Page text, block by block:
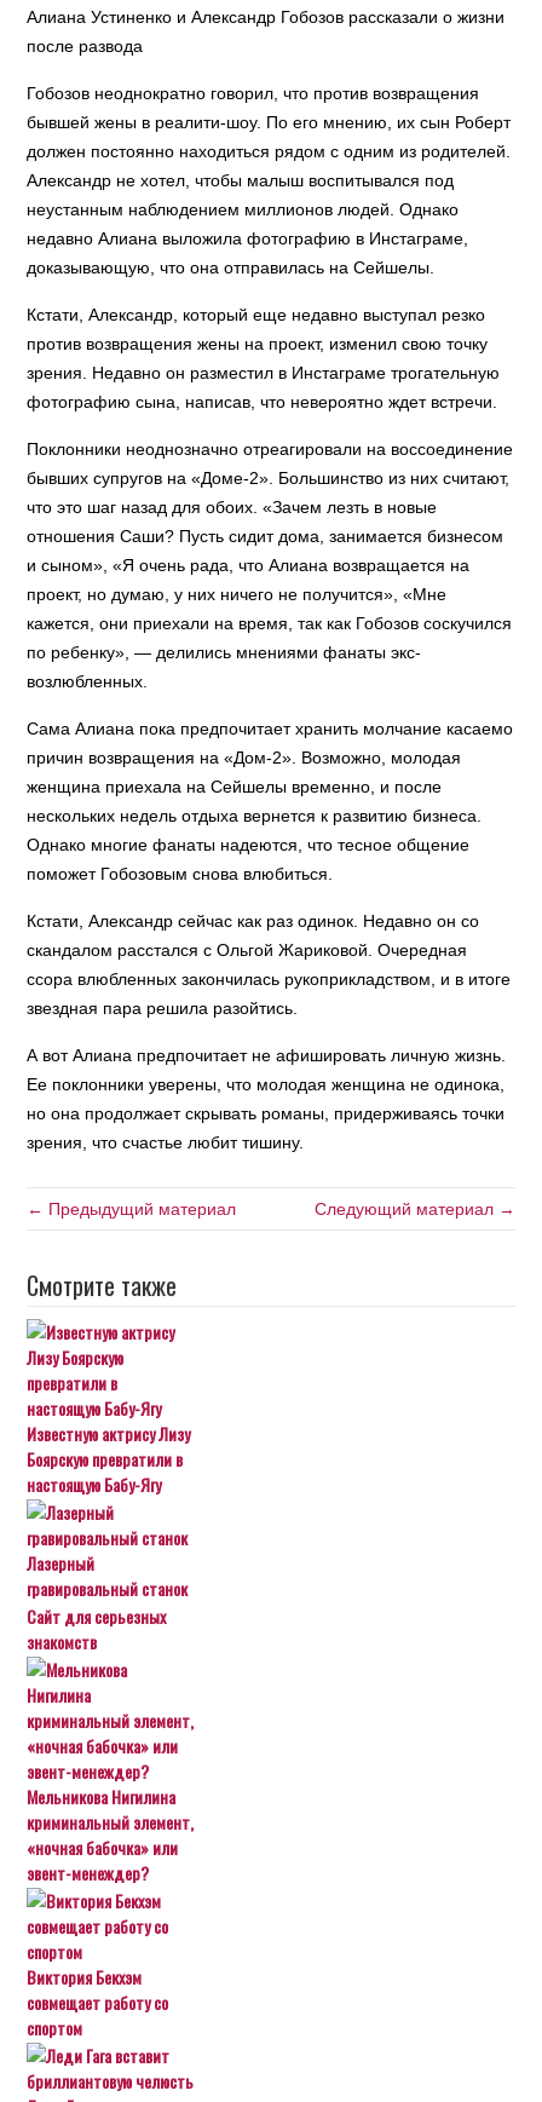
Алиана Устиненко и Александр Гобозов рассказали о жизни
после развода
Гобозов неоднократно говорил, что против возвращения
бывшей жены в реалити-шоу. По его мнению, их сын Роберт
должен постоянно находиться рядом с одним из родителей.
Александр не хотел, чтобы малыш воспитывался под
неустанным наблюдением миллионов людей. Однако
недавно Алиана выложила фотографию в Инстаграме,
доказывающую, что она отправилась на Сейшелы.
Кстати, Александр, который еще недавно выступал резко
против возвращения жены на проект, изменил свою точку
зрения. Недавно он разместил в Инстаграме трогательную
фотографию сына, написав, что невероятно ждет встречи.
Поклонники неоднозначно отреагировали на воссоединение
бывших супругов на «Доме-2». Большинство из них считают,
что это шаг назад для обоих. «Зачем лезть в новые
отношения Саши? Пусть сидит дома, занимается бизнесом
и сыном», «Я очень рада, что Алиана возвращается на
проект, но думаю, у них ничего не получится», «Мне
кажется, они приехали на время, так как Гобозов соскучился
по ребенку», — делились мнениями фанаты экс-
возлюбленных.
Сама Алиана пока предпочитает хранить молчание касаемо
причин возвращения на «Дом-2». Возможно, молодая
женщина приехала на Сейшелы временно, и после
нескольких недель отдыха вернется к развитию бизнеса.
Однако многие фанаты надеются, что тесное общение
поможет Гобозовым снова влюбиться.
Кстати, Александр сейчас как раз одинок. Недавно он со
скандалом расстался с Ольгой Жариковой. Очередная
ссора влюбленных закончилась рукоприкладством, и в итоге
звездная пара решила разойтись.
А вот Алиана предпочитает не афишировать личную жизнь.
Ее поклонники уверены, что молодая женщина не одинока,
но она продолжает скрывать романы, придерживаясь точки
зрения, что счастье любит тишину.
← Предыдущий материал Следующий материал →
Смотрите также
Известную актрису Лизу
Боярскую превратили в
настоящую Бабу-Ягу
Лазерный
гравировальный станок
Сайт для серьезных
знакомств
Мельникова Нигилина
криминальный элемент,
«ночная бабочка» или
эвент-менеждер?
Виктория Бекхэм
совмещает работу со
спортом